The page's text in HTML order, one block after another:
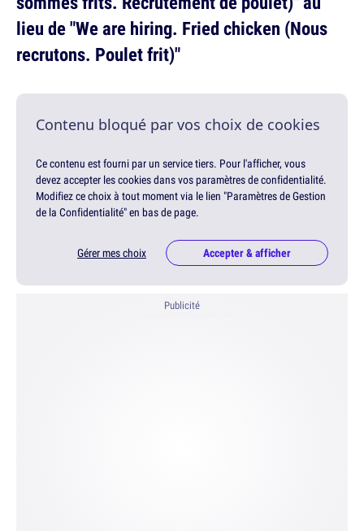
lieu de "We are hiring. Fried chicken (Nous
recrutons. Poulet frit)"
Contenu bloqué par vos choix de cookies
Ce contenu est fourni par un service tiers. Pour l'afficher, vous
devez accepter les cookies dans vos paramètres de confidentialité.
Modifiez ce choix à tout moment via le lien "Paramètres de Gestion
de la Confidentialité" en bas de page.
Gérer mes choix Accepter & afficher
Publicité